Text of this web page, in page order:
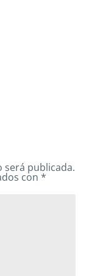
publicada.
con*